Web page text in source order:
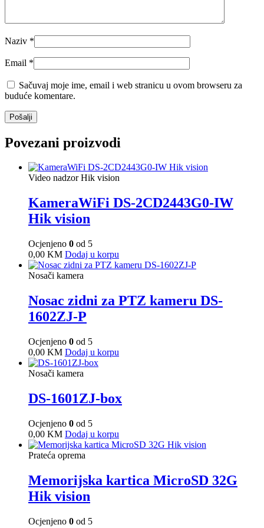
Naziv *
Email *
Sačuvaj moje ime, email i web stranicu u ovom browseru za
buduće komentare.
Povezani proizvodi
Video nadzor Hik vision
KameraWiFi DS-2CD2443G0-IW
Hik vision
Ocjenjeno 0 od 5
0,00 KM Dodaj u korpu
Nosači kamera
Nosac zidni za PTZ kameru DS-
1602ZJ-P
Ocjenjeno 0 od 5
0,00 KM Dodaj u korpu
Nosači kamera
DS-1601ZJ-box
Ocjenjeno 0 od 5
0,00 KM Dodaj u korpu
Prateća oprema
Memorijska kartica MicroSD 32G
Hik vision
Ocjenjeno 0 od 5